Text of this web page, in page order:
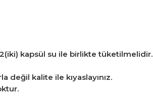
kapsül su ile birlikte tüketilmelidir.
değil kalite ile kıyaslayınız.